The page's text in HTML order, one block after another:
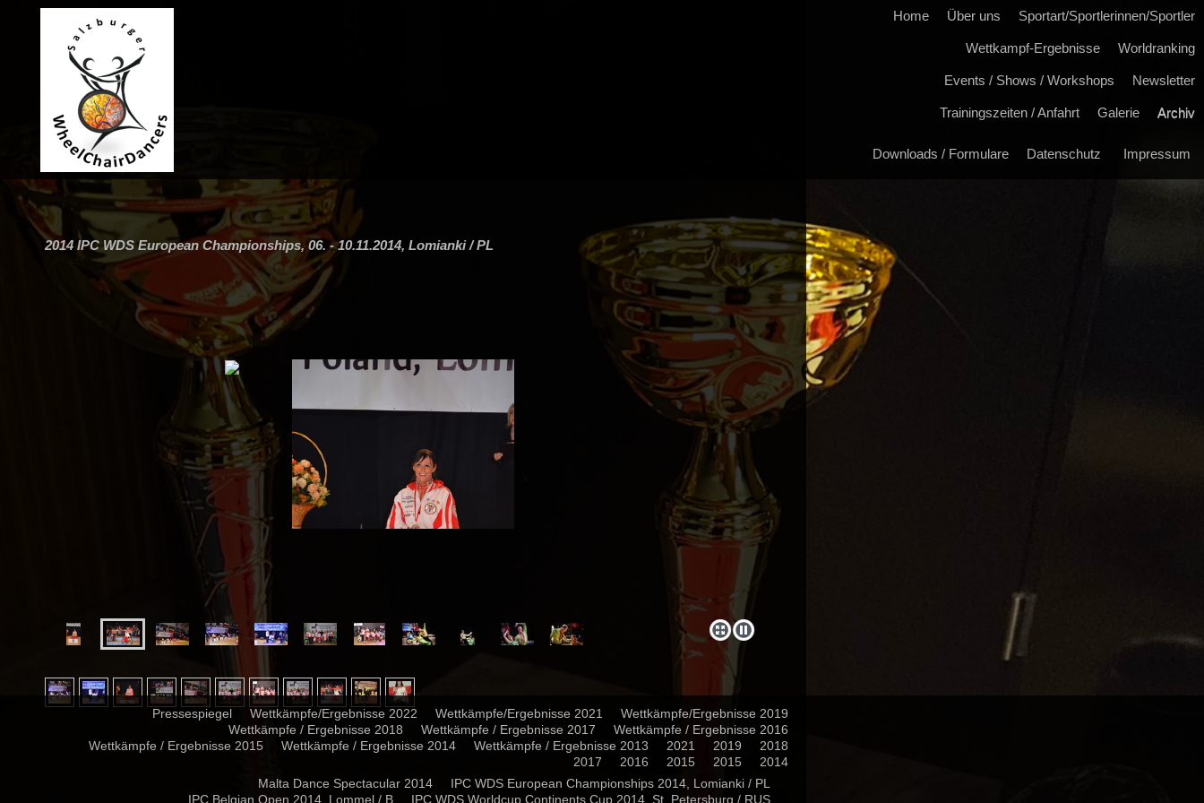
Home Über uns Sportart/Sportlerinnen/Sportler
Wettkampf-Ergebnisse Worldranking
Events / Shows / Workshops Newsletter
Trainingszeiten / Anfahrt Galerie Archiv
Downloads / Formulare Datenschutz Impressum
2014 IPC WDS European Championships, 06. - 10.11.2014, Lomianki / PL
Pressespiegel Wettkämpfe/Ergebnisse 2022 Wettkämpfe/Ergebnisse 2021
Wettkämpfe/Ergebnisse 2019
Wettkämpfe / Ergebnisse 2018
Wettkämpfe / Ergebnisse 2017
Wettkämpfe / Ergebnisse 2016
Wettkämpfe / Ergebnisse 2015
Wettkämpfe / Ergebnisse 2014 Wettkämpfe / Ergebnisse 2013 2021 2019
2018
2017
2016 2015 2015
2014
Malta Dance Spectacular 2014
IPC WDS European Championships 2014, Lomianki / PL
IPC Belgian Open 2014, Lommel / B
IPC WDS Worldcup Continents Cup 2014, St. Petersburg / RUS